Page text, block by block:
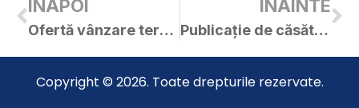
INAPOI
Ofertă vânzare teren nr. 25 / 10.06.2017
INAINTE
Publicație de căsătorie – Grec Sorin-Teofil / Boroica Mihaela
Copyright © 2026. Toate drepturile rezervate.